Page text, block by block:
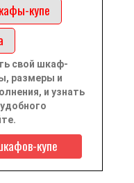
купе
свой шкаф-
размеры и
и узнать
купе